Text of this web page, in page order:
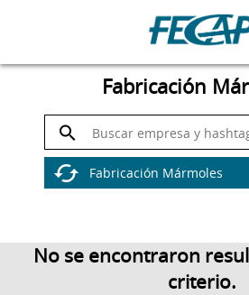
Fabricación
No se encontraron
criterio.